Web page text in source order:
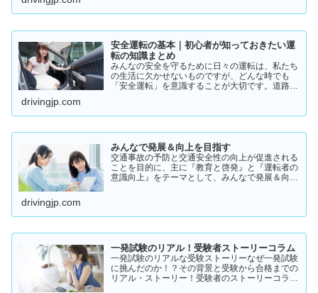
た。結論から言うと👇👉 …
安全運転の基本｜初心者が知っておきたい運
転の知識まとめ
みんなの安全を守るために日々の運転は、私たち
の生活に欠かせないものですが、どんな時でも
「安全運転」を意識することが大切です。道路状
過ぎや注意力の低下、小…
drivingjp.com
みんなで発展＆向上を目指す
交通事故の予防と交通安全性の向上が促進される
ことを目的に、主に『教育と啓発』と『運転者の
意識向上』をテーマとして、みんなで発展＆向上
drivingjp.com
一発試験のリアル！受験者ストーリーコラム
一発試験のリアルな受験ストーリーなぜ一発試験
に挑んだのか！？その背景と受験から合格までの
リアル・ストーリー！受験者のストーリーコラム